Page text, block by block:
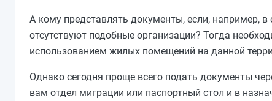
А кому представлять документы, если, например,
отсутствуют подобные организации? Тогда
использованием жилых помещений на данной
Однако сегодня проще всего подать документы
вам отдел миграции или паспортный стол и в